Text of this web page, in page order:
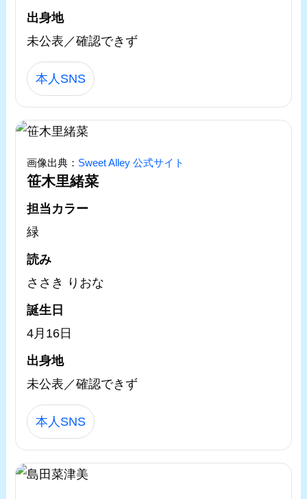
出身地
未公表／確認できず
本人SNS
画像出典： Sweet Alley 公式サイト
笹木里緒菜
担当カラー
緑
読み
ささき りおな
誕生日
4月16日
出身地
未公表／確認できず
本人SNS